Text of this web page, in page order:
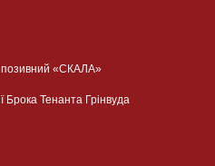
позивний «СКАЛА»
Брока Тенанта Грінвуда